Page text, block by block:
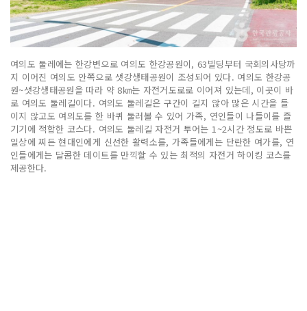
여의도 둘레에는 한강변으로 여의도 한강공원이, 63빌딩부터 국회의사당까
지 이어진 여의도 안쪽으로 샛강생태공원이 조성되어 있다. 여의도 한강공
원~샛강생태공원을 따라 약 8㎞는 자전거도로로 이어져 있는데, 이곳이 바
로 여의도 둘레길이다. 여의도 둘레길은 구간이 길지 않아 많은 시간을 들
이지 않고도 여의도를 한 바퀴 둘러볼 수 있어 가족, 연인들이 나들이를 즐
기기에 적합한 코스다. 여의도 둘레길 자전거 투어는 1~2시간 정도로 바쁜
일상에 찌든 현대인에게 신선한 활력소를, 가족들에게는 단란한 여가를, 연
인들에게는 달콤한 데이트를 만끽할 수 있는 최적의 자전거 하이킹 코스를
제공한다.